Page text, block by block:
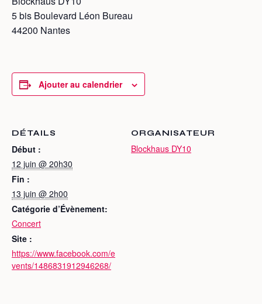
5 bis Boulevard Léon Bureau
44200 Nantes
Ajouter au calendrier
DÉTAILS
Début :
12 juin @ 20h30
Fin :
13 juin @ 2h00
Catégorie d’Évènement:
Concert
Site :
https://www.facebook.com/e
vents/1486831912946268/
ORGANISATEUR
Blockhaus DY10